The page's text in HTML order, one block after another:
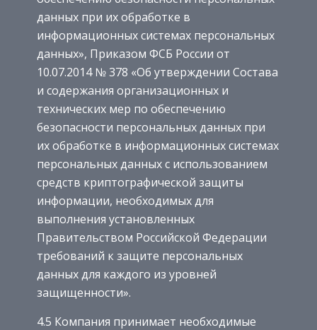
данных при их обработке в
информационных системах персональных
данных», Приказом ФСБ России от
10.07.2014 № 378 «Об утверждении Состава
и содержания организационных и
технических мер по обеспечению
безопасности персональных данных при
их обработке в информационных системах
персональных данных с использованием
средств криптографической защиты
информации, необходимых для
выполнения установленных
Правительством Российской Федерации
требований к защите персональных
данных для каждого из уровней
защищенности».
4.5 Компания принимает необходимые